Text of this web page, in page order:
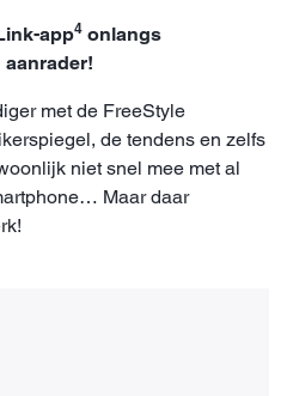
app4 onlangs
met de FreeStyle
de tendens en zelfs
niet snel mee met al
Maar daar